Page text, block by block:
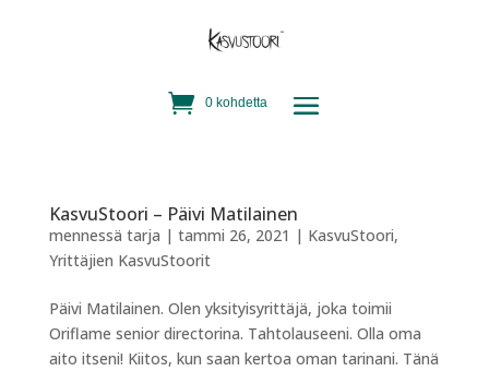
0 kohdetta
KasvuStoori – Päivi Matilainen
mennessä tarja | tammi 26, 2021 | KasvuStoori,
Yrittäjien KasvuStoorit
Päivi Matilainen. Olen yksityisyrittäjä, joka toimii
Oriflame senior directorina. Tahtolauseeni. Olla oma
aito itseni! Kiitos, kun saan kertoa oman tarinani. Tänä